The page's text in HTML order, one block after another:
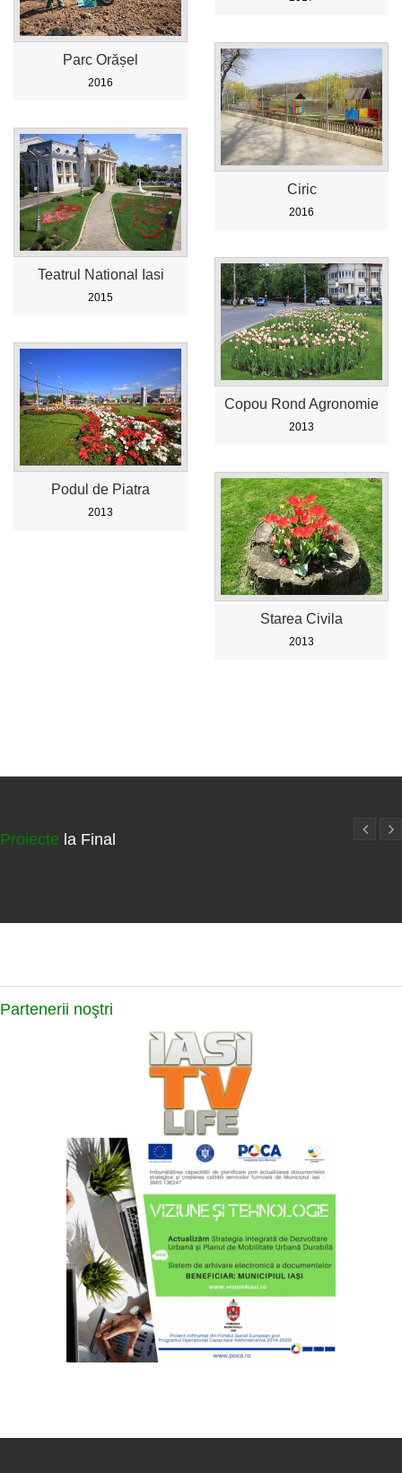
Parc Orășel
2016
Ciric
2016
Teatrul National Iasi
2015
Copou Rond Agronomie
2013
Podul de Piatra
2013
Starea Civila
2013
Proiecte la Final
Partenerii noştri